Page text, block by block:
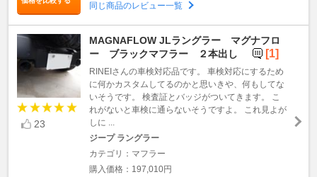
同じ商品のレビュー一覧
23
MAGNAFLOW JLラングラー マグナフロ
ー ブラックマフラー ２本出し
[1]
RINEIさんの車検対応品です。 車検対応にするため
に何かカスタムしてるのかと思いきや、何もしてな
いそうです。 検査証とバッジがついてきます。 こ
れがないと車検に通らないそうですよ。 これ見よが
しに ...
ジープ ラングラー
カテゴリ：マフラー
購入価格：197,010円